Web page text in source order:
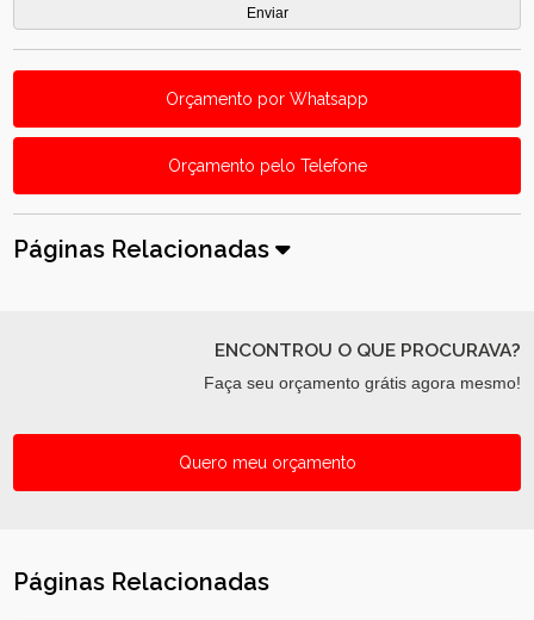
Orçamento por Whatsapp
Orçamento pelo Telefone
Páginas Relacionadas
ENCONTROU O QUE PROCURAVA?
Faça seu orçamento grátis agora mesmo!
Quero meu orçamento
Páginas Relacionadas